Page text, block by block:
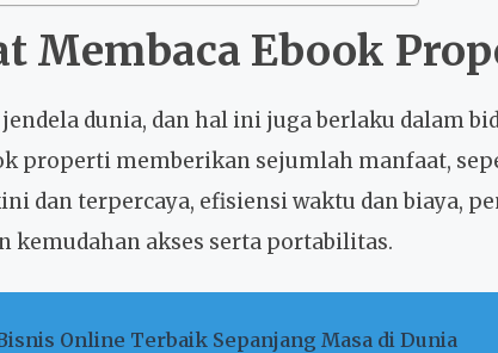
Membaca Ebook
jendela dunia, dan hal ini juga berlaku dalam
properti memberikan sejumlah manfaat,
dan terpercaya, efisiensi waktu dan biaya,
kemudahan akses serta portabilitas.
Online Terbaik Sepanjang Masa di Dunia